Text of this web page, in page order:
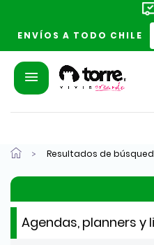
ENVÍOS A TODO CHILE
Resultados de
Agendas, planners y